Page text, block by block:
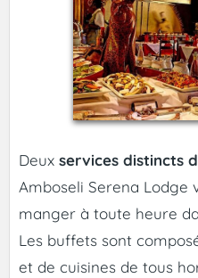
Deux services distincts
Amboseli Serena Lodge
manger à toute heure
Les buffets sont
et de cuisines de tous